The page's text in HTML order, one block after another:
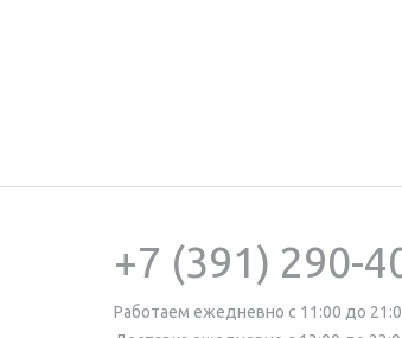
+7 (391) 290-
Работаем ежедневно с 11:00 до